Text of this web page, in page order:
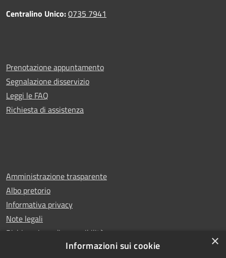
Centralino Unico:0735 7941
Prenotazione appuntamento
Segnalazione disservizio
Leggi le FAQ
Richiesta di assistenza
Amministrazione trasparente
Albo pretorio
Informativa privacy
Note legali
Dichiarazione di accessibilità
×
Informazioni sui cookie